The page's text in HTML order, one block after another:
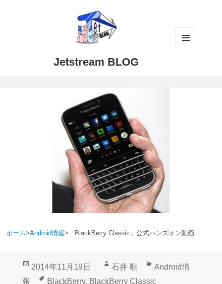
Jetstream BLOG
ホーム>Android情報> 「BlackBerry Classic」公式ハンズオン動画
投
2014年11月19日
作
成
石井 順
カ
テ
Android情
報
タ
BlackBerry, BlackBerry Classic